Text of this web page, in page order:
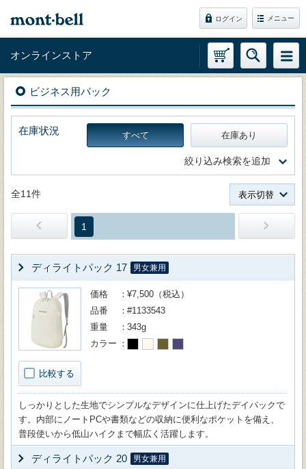
ログイン メニュー
オンラインストア
ビジネス用パック
在庫状況 すべて 在庫あり
絞り込み検索を追加
全11件 表示切替
1
ディライトパック 17 男女兼用
比較する
価格
¥7,500（税込）
品番
#1133543
重量
343g
カラー
しっかりとした生地でシンプルなデザインに仕上げたデイパックで
す。内部にノートPCや書類などの収納に便利なポケットを備え、
普段使いから低山ハイクまで幅広く活躍します。
ディライトパック 20 男女兼用